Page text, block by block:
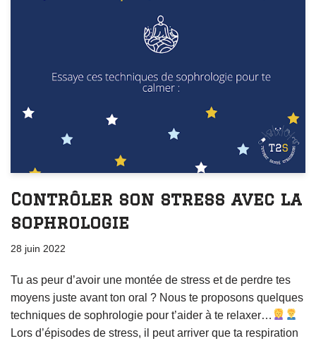
Contrôler son stress avec la
sophrologie
28 juin 2022
Tu as peur d’avoir une montée de stress et de perdre tes
moyens juste avant ton oral ? Nous te proposons quelques
techniques de sophrologie pour t’aider à te relaxer…
Lors d’épisodes de stress, il peut arriver que ta respiration